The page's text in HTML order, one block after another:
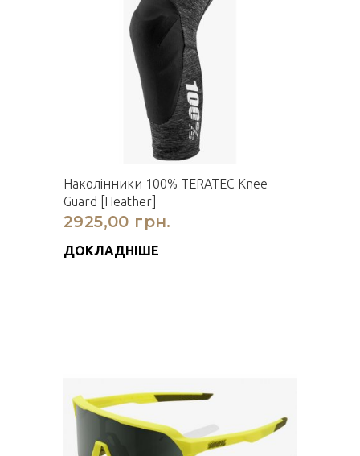
Наколінники 100% TERATEC Knee
Guard [Heather]
2925,00 грн.
ДОКЛАДНІШЕ